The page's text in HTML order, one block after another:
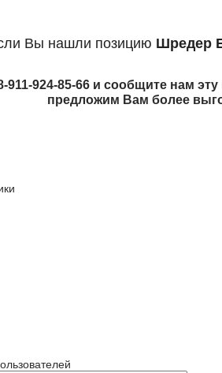
Вы нашли позицию Шредер
911-924-85-66 и сообщите нам
предложим Вам более